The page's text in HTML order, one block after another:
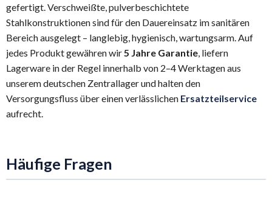
gefertigt. Verschweißte, pulverbeschichtete
Stahlkonstruktionen sind für den Dauereinsatz im sanitären
Bereich ausgelegt – langlebig, hygienisch, wartungsarm. Auf
jedes Produkt gewähren wir 5 Jahre Garantie , liefern
Lagerware in der Regel innerhalb von 2–4 Werktagen aus
unserem deutschen Zentrallager und halten den
Versorgungsfluss über einen verlässlichen Ersatzteilservice
aufrecht.
Häufige Fragen